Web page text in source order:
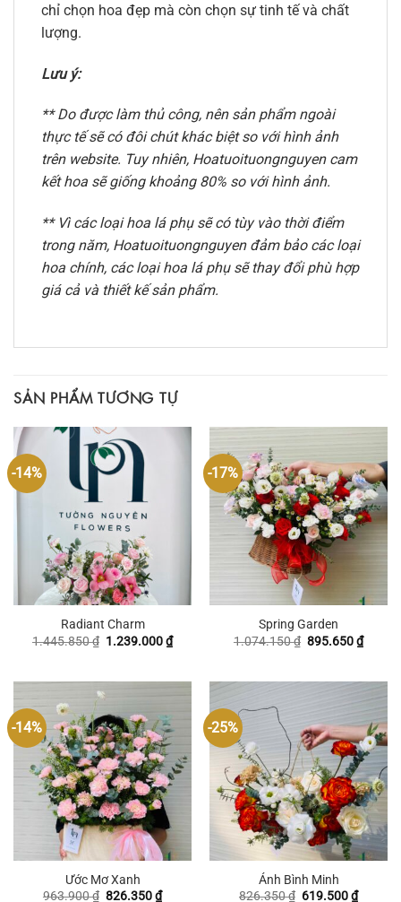
chỉ chọn hoa đẹp mà còn chọn sự tinh tế và chất
lượng.
Lưu ý:
** Do được làm thủ công, nên sản phẩm ngoài
thực tế sẽ có đôi chút khác biệt so với hình ảnh
trên website. Tuy nhiên, Hoatuoituongnguyen cam
kết hoa sẽ giống khoảng 80% so với hình ảnh.
** Vì các loại hoa lá phụ sẽ có tùy vào thời điểm
trong năm, Hoatuoituongnguyen đảm bảo các loại
hoa chính, các loại hoa lá phụ sẽ thay đổi phù hợp
giá cả và thiết kế sản phẩm.
SẢN PHẨM TƯƠNG TỰ
-14%
Radiant Charm
1.445.850₫ Giá
1.239.000₫Giá
hiện
-17%
Spring Garden
1.074.150₫ Giá
895.650₫Giá
hiện
-14%
Ước Mơ Xanh
963.900₫ Giá
826.350₫Giá
-25%
Ánh Bình Minh
826.350₫ Giá
619.500₫Giá